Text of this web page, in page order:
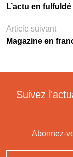
L’actu en
Article suivant
Magazine en
Suivez
Abonnez-